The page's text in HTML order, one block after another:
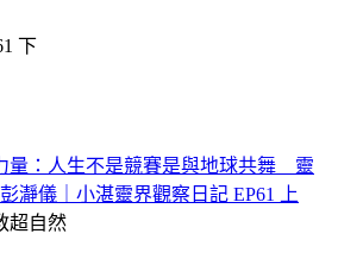
下
量：人生不是競賽是與地球共舞 靈
瀞儀｜小湛靈界觀察日記 EP61 上
超自然